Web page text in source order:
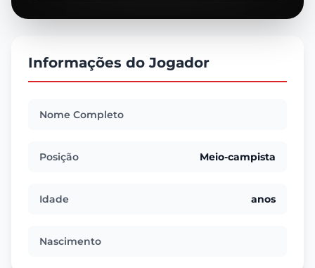
Informações do Jogador
Nome Completo
Posição Meio-campista
Idade anos
Nascimento